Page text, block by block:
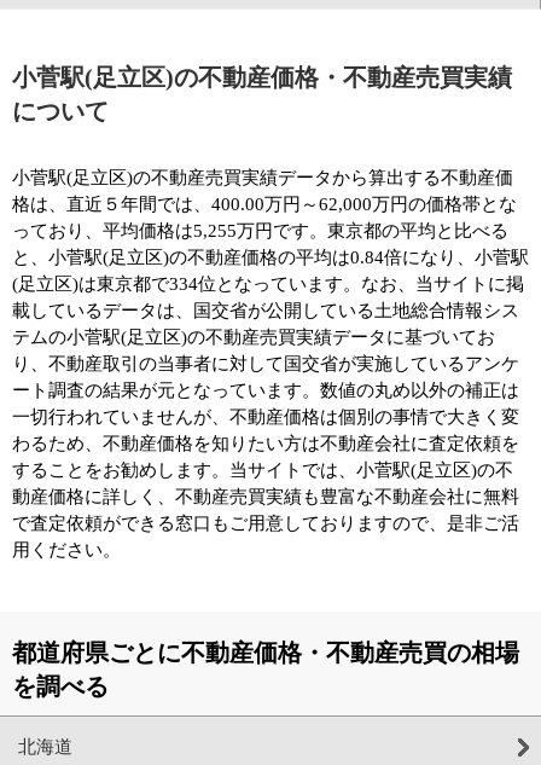
小菅駅(足立区)の不動産価格・不動産売買実績
について
小菅駅(足立区)の不動産売買実績データから算出する不動産価
格は、直近５年間では、400.00万円～62,000万円の価格帯とな
っており、平均価格は5,255万円です。東京都の平均と比べる
と、小菅駅(足立区)の不動産価格の平均は0.84倍になり、小菅駅
(足立区)は東京都で334位となっています。なお、当サイトに掲
載しているデータは、国交省が公開している土地総合情報シス
テムの小菅駅(足立区)の不動産売買実績データに基づいてお
り、不動産取引の当事者に対して国交省が実施しているアンケ
ート調査の結果が元となっています。数値の丸め以外の補正は
一切行われていませんが、不動産価格は個別の事情で大きく変
わるため、不動産価格を知りたい方は不動産会社に査定依頼を
することをお勧めします。当サイトでは、小菅駅(足立区)の不
動産価格に詳しく、不動産売買実績も豊富な不動産会社に無料
で査定依頼ができる窓口もご用意しておりますので、是非ご活
用ください。
都道府県ごとに不動産価格・不動産売買の相場
を調べる
北海道